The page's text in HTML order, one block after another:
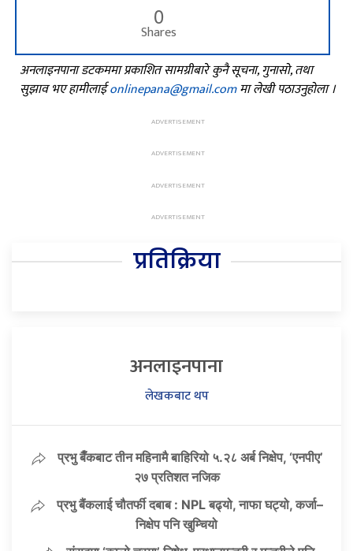
0
Shares
अनलाइनपाना डटकममा प्रकाशित सामग्रीबारे कुनै सूचना, गुनासो, तथा
सुझाव भए हामीलाईonlinepana@gmail.comमा लेखी पठाउनुहोला ।
प्रतिक्रिया
अनलाइनपाना
लेखकबाट थप
प्रभु बैँकबाट तीन महिनामै बाहिरियो ५.२८ अर्ब निक्षेप, ‘एनपीए’
२७ प्रतिशत नजिक
प्रभु बैंकलाई चौतर्फी दबाब : NPL बढ्यो, नाफा घट्यो, कर्जा–
निक्षेप पनि खुम्चियो